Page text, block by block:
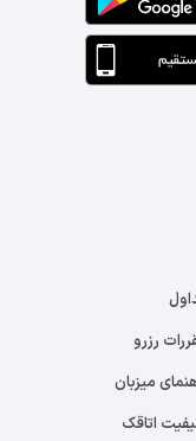
رزرو
میزبان
اتاقک